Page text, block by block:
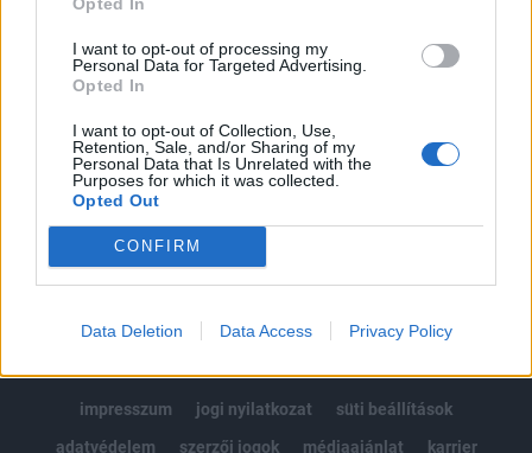
I want to opt-out of processing my
Personal Data for Targeted Advertising.
Opted In
I want to opt-out of Collection, Use,
Retention, Sale, and/or Sharing of my
Personal Data that Is Unrelated with the
Purposes for which it was collected.
Opted Out
CONFIRM
Data Deletion Data Access Privacy Policy
Kötéslisták: BÉT elmúlt 2 év napon belüli
kötéslistái
MÁR ELŐFIZETŐNK VAGY?BEJELENTKEZÉS
© 2026 Portfolio
impresszum
jogi nyilatkozat
süti beállítások
adatvédelem
szerzői jogok médiaajánlat karrier